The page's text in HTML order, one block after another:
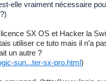
elle vraiment nécessaire
SX OS et Hacker la
utiliser ce tuto mais il n’a
un autre ?
sun...ter-sx-pro.html )